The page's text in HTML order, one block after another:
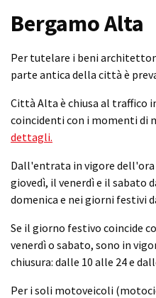
Bergamo Alta
Per tutelare i beni
parte antica della città è
Città Alta è chiusa al traffico
coincidenti con i momenti di
dettagli.
Dall'entrata in vigore dell'ora
giovedì, il venerdì e il sabato
domenica e nei giorni festivi
Se il giorno festivo coincide
venerdì o sabato, sono in
chiusura: dalle 10 alle 24 e
Per i soli motoveicoli